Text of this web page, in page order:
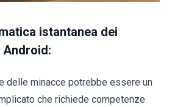
istantanea dei
Android:
delle minacce potrebbe essere un
che richiede competenze